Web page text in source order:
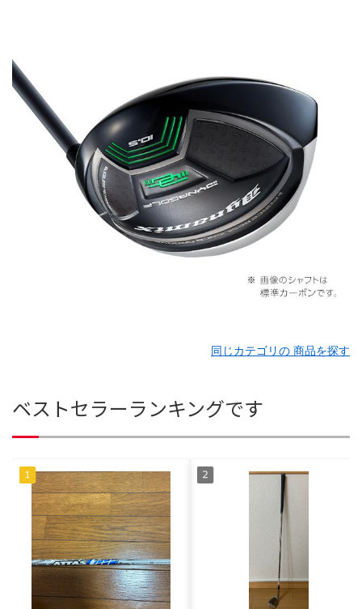
同じカテゴリの 商品を探す
ベストセラーランキングです